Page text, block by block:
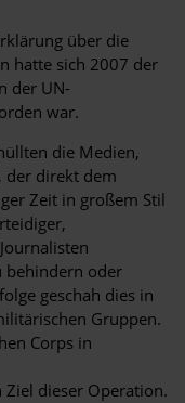
über die
hatte sich 2007 der
der UN-
war.
die Medien,
der direkt dem
Zeit in großem Stil
behindern oder
geschah dies in
Gruppen.
Corps in
dieser Operation.